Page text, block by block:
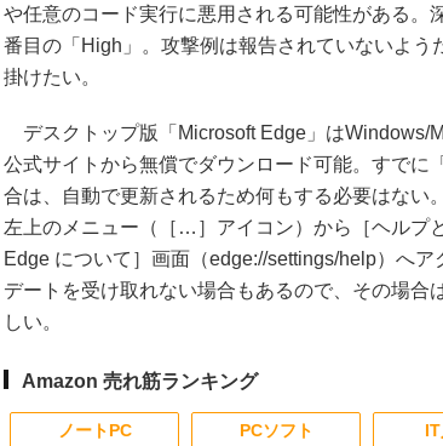
や任意のコード実行に悪用される可能性がある。
番目の「High」。攻撃例は報告されていないよう
掛けたい。
デスクトップ版「Microsoft Edge」はWindows/
公式サイトから無償でダウンロード可能。すでに
合は、自動で更新されるため何もする必要はない
左上のメニュー（［…］アイコン）から［ヘルプ
Edge について］画面（edge://settings/help）へ
デートを受け取れない場合もあるので、その場合
しい。
Amazon 売れ筋ランキング
ノートPC PCソフト